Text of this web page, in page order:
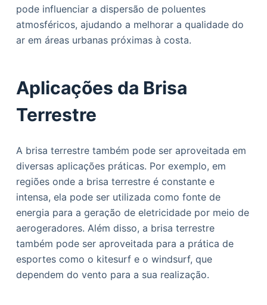
pode influenciar a dispersão de poluentes
atmosféricos, ajudando a melhorar a qualidade do
ar em áreas urbanas próximas à costa.
Aplicações da Brisa
Terrestre
A brisa terrestre também pode ser aproveitada em
diversas aplicações práticas. Por exemplo, em
regiões onde a brisa terrestre é constante e
intensa, ela pode ser utilizada como fonte de
energia para a geração de eletricidade por meio de
aerogeradores. Além disso, a brisa terrestre
também pode ser aproveitada para a prática de
esportes como o kitesurf e o windsurf, que
dependem do vento para a sua realização.